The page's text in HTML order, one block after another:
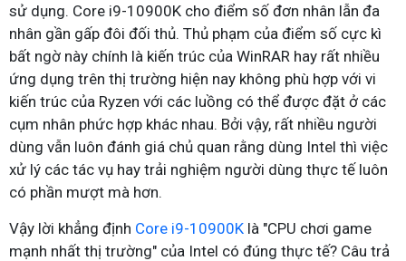
sử dụng. Core i9-10900K cho điểm số đơn nhân lẫn đa
nhân gần gấp đôi đối thủ. Thủ phạm của điểm số cực kì
bất ngờ này chính là kiến trúc của WinRAR hay rất nhiều
ứng dụng trên thị trường hiện nay không phù hợp với vi
kiến trúc của Ryzen với các luồng có thể được đặt ở các
cụm nhân phức hợp khác nhau. Bởi vậy, rất nhiều người
dùng vẫn luôn đánh giá chủ quan rằng dùng Intel thì việc
xử lý các tác vụ hay trải nghiệm người dùng thực tế luôn
có phần mượt mà hơn.
Vậy lời khẳng định Core i9-10900K là "CPU chơi game
mạnh nhất thị trường" của Intel có đúng thực tế? Câu trả